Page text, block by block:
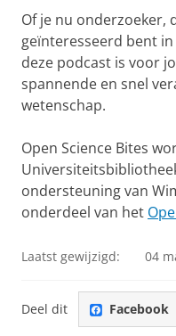
Of je nu onderzoeker,
geïnteresseerd bent
deze podcast is voor
spannende en snel
wetenschap.
Open Science Bites
ondersteuning van
onderdeel van het
Laatst gewijzigd: 04
Deel dit Facebook